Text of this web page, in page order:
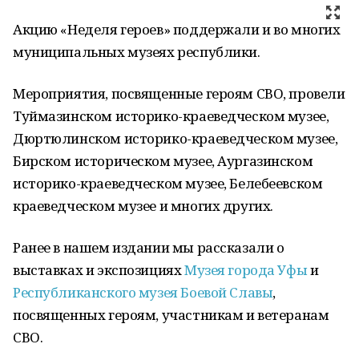
Акцию «Неделя героев» поддержали и во многих
муниципальных музеях республики.
Мероприятия, посвященные героям СВО, провели
Туймазинском историко-краеведческом музее,
Дюртюлинском историко-краеведческом музее,
Бирском историческом музее, Аургазинском
историко-краеведческом музее, Белебеевском
краеведческом музее и многих других.
Ранее в нашем издании мы рассказали о
выставках и экспозицияхМузея города Уфыи
Республиканского музея Боевой Славы,
посвященных героям, участникам и ветеранам
СВО.